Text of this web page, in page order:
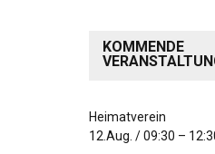
KOMMENDE
Heimatverein
12.Aug. /09:30 –